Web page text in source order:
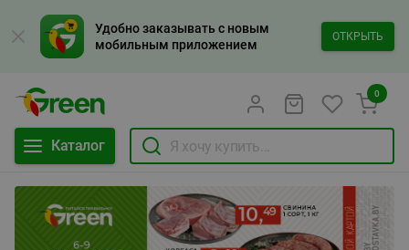
Удобно заказывать с новым
мобильным приложением
ОТКРЫТЬ
Каталог
0